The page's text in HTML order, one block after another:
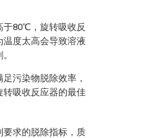
于80℃，旋转吸收反
度太高会导致溶液
污染物脱除效率，
转吸收反应器的最佳
要求的脱除指标，质